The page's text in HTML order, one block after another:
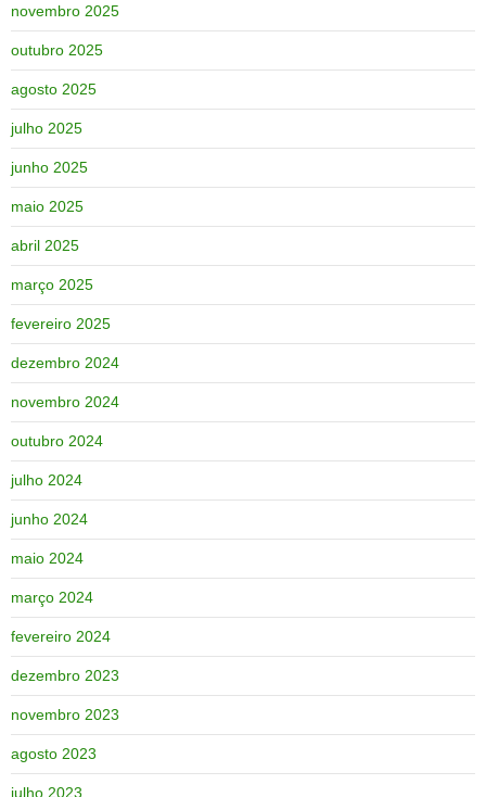
novembro 2025
outubro 2025
agosto 2025
julho 2025
junho 2025
maio 2025
abril 2025
março 2025
fevereiro 2025
dezembro 2024
novembro 2024
outubro 2024
julho 2024
junho 2024
maio 2024
março 2024
fevereiro 2024
dezembro 2023
novembro 2023
agosto 2023
julho 2023